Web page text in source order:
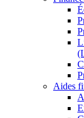
Aides